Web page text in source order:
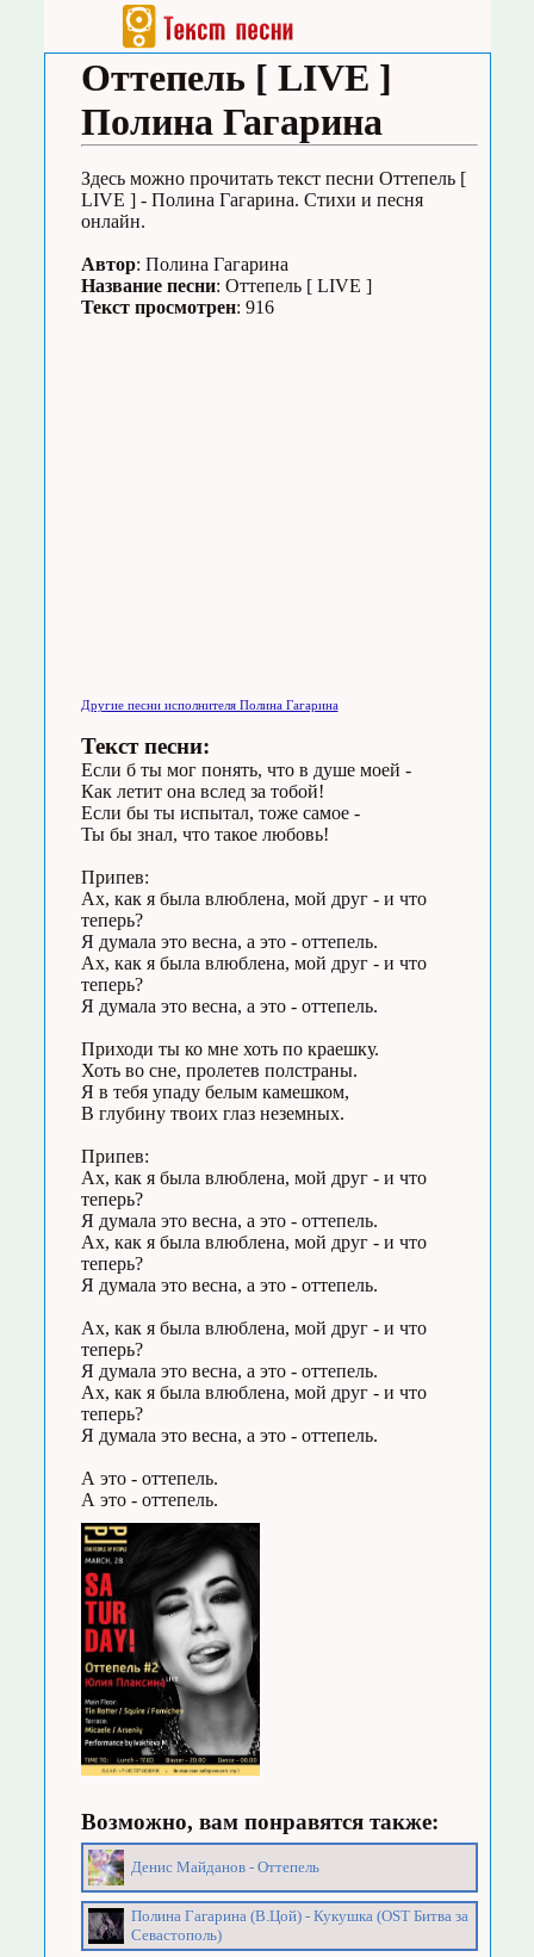
Оттепель [ LIVE ]
Полина Гагарина
Здесь можно прочитать текст песни Оттепель [
LIVE ] - Полина Гагарина. Стихи и песня
онлайн.
Автор: Полина Гагарина
Название песни: Оттепель [ LIVE ]
Текст просмотрен: 916
Другие песни исполнителя Полина Гагарина
Текст песни:
Если б ты мог понять, что в душе моей -
Как летит она вслед за тобой!
Если бы ты испытал, тоже самое -
Ты бы знал, что такое любовь!
Припев:
Ах, как я была влюблена, мой друг - и что
теперь?
Я думала это весна, а это - оттепель.
Ах, как я была влюблена, мой друг - и что
теперь?
Я думала это весна, а это - оттепель.
Приходи ты ко мне хоть по краешку.
Хоть во сне, пролетев полстраны.
Я в тебя упаду белым камешком,
В глубину твоих глаз неземных.
Припев:
Ах, как я была влюблена, мой друг - и что
теперь?
Я думала это весна, а это - оттепель.
Ах, как я была влюблена, мой друг - и что
теперь?
Я думала это весна, а это - оттепель.
Ах, как я была влюблена, мой друг - и что
теперь?
Я думала это весна, а это - оттепель.
Ах, как я была влюблена, мой друг - и что
теперь?
Я думала это весна, а это - оттепель.
А это - оттепель.
А это - оттепель.
Возможно, вам понравятся также:
Денис Майданов - Оттепель
Полина Гагарина (В.Цой) - Кукушка (OST Битва за
Севастополь)